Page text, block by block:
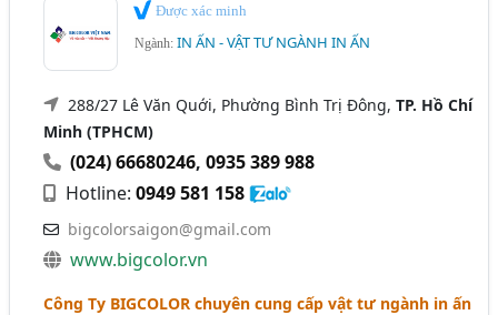
Được xác minh
Ngành:IN ẤN - VẬT TƯ NGÀNH IN ẤN
288/27 Lê Văn Quới, Phường Bình Trị Đông,TP. Hồ Chí
Minh (TPHCM)
(024) 66680246,0935 389 988
Hotline:0949 581 158
bigcolorsaigon@gmail.com
www.bigcolor.vn
Công Ty BIGCOLOR chuyên cung cấp vật tư ngành in ấn